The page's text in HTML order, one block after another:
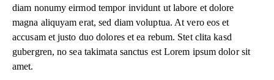
diam nonumy eirmod tempor invidunt ut labore et dolore
magna aliquyam erat, sed diam voluptua. At vero eos et
accusam et justo duo dolores et ea rebum. Stet clita kasd
gubergren, no sea takimata sanctus est Lorem ipsum dolor sit
amet.